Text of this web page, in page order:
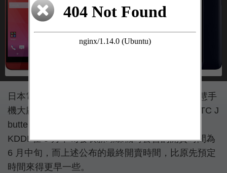
日本電信大廠 KDDI 發布新聞稿宣布，由台灣智慧手
機大廠宏達電（HTC）所製造的第三代蝴蝶機 HTC J
butterfly HTV31 將在 6 月 5 日於日本市場開賣；
KDDI 在 5 月中旬發表新蝴蝶機時公告的開賣時間為
6 月中旬，而上述公布的最終開賣時間，比原先預定
時間來得更早一些。